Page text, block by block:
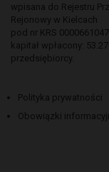
wpisana do Rejestru
Rejonowy w Kielcach
pod nr KRS
kapitał wpłacony:
przedsiębiorcy.
Polityka prywatności
Obowiązki